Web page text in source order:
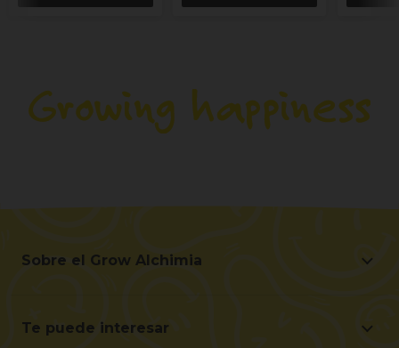
Sobre el Grow Alchimia
Situación y Contacto
Te puede interesar